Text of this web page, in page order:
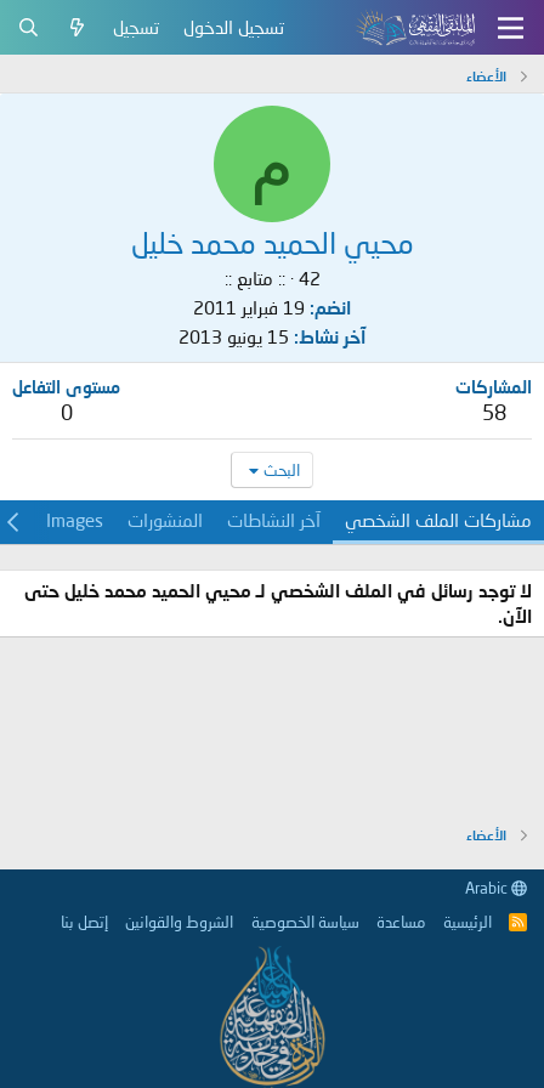
تسجيل الدخول تسجيل
الأعضاء
م
محيي الحميد محمد خليل
:: متابع :: ·42
انضم 19 فبراير 2011
آخر نشاط 15 يونيو 2013
المشاركات
58
مستوى التفاعل
0
البحث
مشاركات الملف الشخصي آخر النشاطات المنشورات Images
لا توجد رسائل في الملف الشخصي لـ محيي الحميد محمد خليل حتى
الآن.
الأعضاء
R
الرئيسية مساعدة سياسة الخصوصية الشروط والقوانين إتصل بنا